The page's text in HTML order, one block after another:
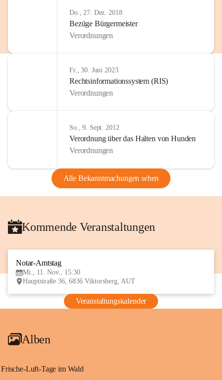
Do., 27. Dez. 2018
Bezüge Bürgermeister
Verordnungen
Fr., 30. Juni 2023
Rechtsinformationssystem (RIS)
Verordnungen
So., 9. Sept. 2012
Verordnung über das Halten von Hunden
Verordnungen
Alle Bekanntmachungen sehen
Kommende Veranstaltungen
Notar-Amtstag
Mi., 11. Nov., 15:30
Hauptstraße 36, 6836 Viktorsberg, AUT
Veranstaltungskalender
Alben
Frische-Luft-Tage im Wald